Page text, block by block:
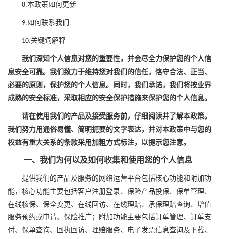
8.本政策如何更新
9.如何联系我们
10.关键词解释
我们深知个人信息对您的重要性，并会尽全力保护您的个人信
息安全可靠。我们致力于维持您对我们的信任，恪守合法、正当、
必要的原则，保护您的个人信息。同时，我们承诺，我们将按业界
成熟的安全标准，采取相应的安全保护措施来保护您的个人信息。
请在使用我们的产品及接受服务前，仔细阅读并了解本政策。
我们努力用通俗易懂、简明扼要的文字表达，并对本政策中与您的
权益有重大关系的条款采用加粗方式标注，以提示您注意。
一、我们为何以及如何收集和使用您的个人信息
提供我们的产品及服务的网络运营平台包括核心功能和附加功
能，核心功能主要包括客户注册登录、 保险产品投保、保单管理、
在线核保、保全变更、在线回访、在线理赔、承保理赔查询、增值
服务预约或申请、保险推广；附加功能主要包括订单管理、订单支
付、保单查询、回执回访、理赔服务、电子发票信息查询及下载、